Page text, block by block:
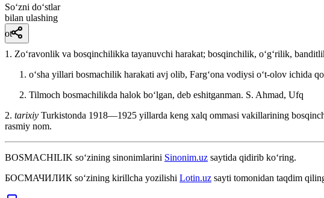
So‘zni do‘stlar
bilan ulashing
ot
1. Zoʻravonlik va bosqinchilikka tayanuvchi harakat; bosqinchilik, oʻgʻrilik,
oʻsha yillari bosmachilik harakati avj olib, Fargʻona vodiysi oʻt-olov ichida
Tilmoch bosmachilikda halok boʻlgan, deb eshitganman. S. Ahmad, Ufq
2. tarixiy Turkistonda 1918—1925 yillarda keng xalq ommasi vakillarining
rasmiy nom.
BOSMACHILIK so‘zining sinonimlarini Sinonim.uz saytida qidirib ko‘ring.
БОСМАЧИЛИК so‘zining kirillcha yozilishi Lotin.uz sayti tomonidan taqdim